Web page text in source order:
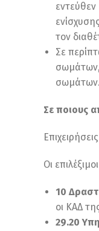
τον
Σε
σωμάτων,
σωμάτων.
Σε ποιους
Οι
10
οι ΚΑΔ
29.20